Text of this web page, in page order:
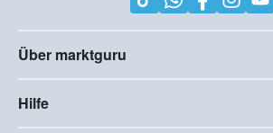
Über marktguru
Hilfe